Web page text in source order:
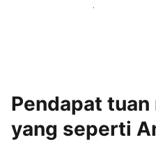
Jangkau tamu baru hari ini
Pendapat tuan
yang seperti